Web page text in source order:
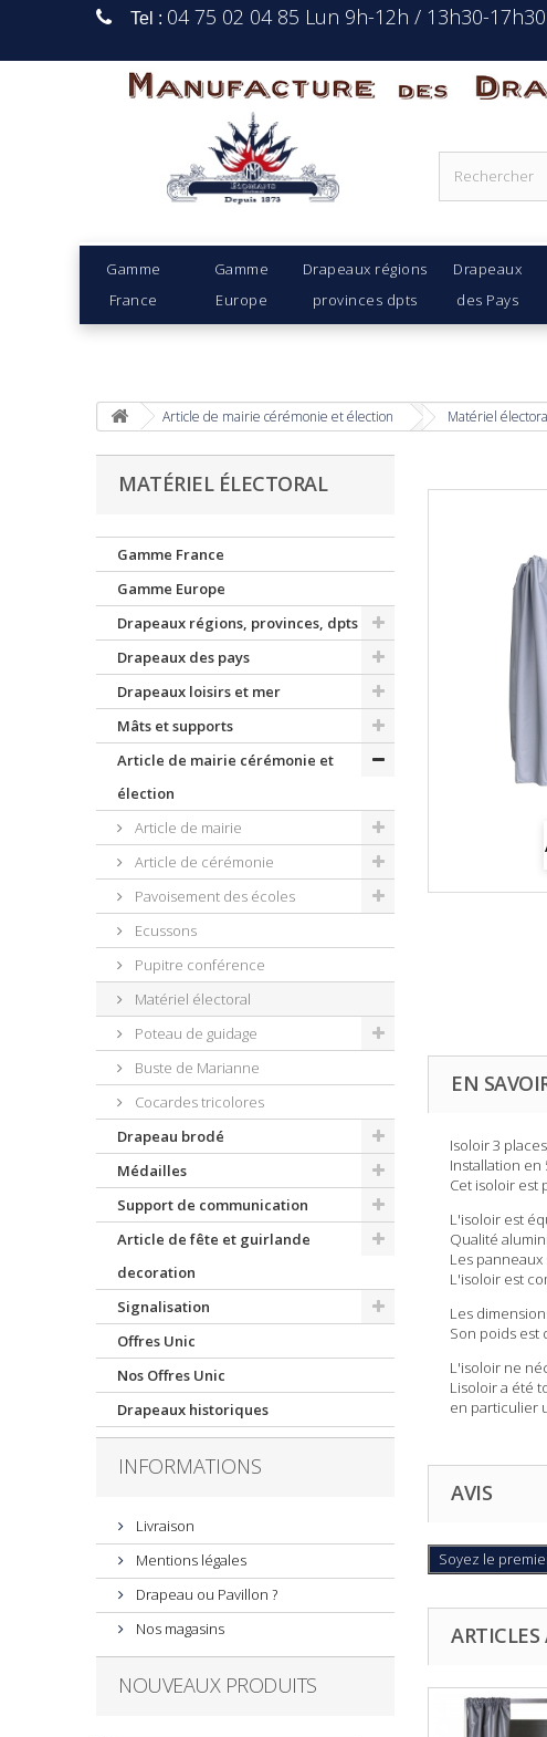
Tel : 04 75 02 04 85 Lun 9h-12h / 13h30-
Manufacture Des
Gamme
France
Gamme
Europe
Drapeaux régions
provinces dpts
Drapeaux
des Pays
Article de mairie cérémonie et élection Matériel
MATÉRIEL ÉLECTORAL
Gamme France
Gamme Europe
Drapeaux régions, provinces, dpts
Drapeaux des pays
Drapeaux loisirs et mer
Mâts et supports
Article de mairie cérémonie et
élection
Article de mairie
Article de cérémonie
Pavoisement des écoles
Ecussons
Pupitre conférence
Matériel électoral
Poteau de guidage
Buste de Marianne
Cocardes tricolores
Drapeau brodé
Médailles
Support de communication
Article de fête et guirlande
decoration
Signalisation
Offres Unic
Nos Offres Unic
Drapeaux historiques
INFORMATIONS
Livraison
Mentions légales
Drapeau ou Pavillon ?
Nos magasins
NOUVEAUX PRODUITS
EN
Isoloir 3 places
Installation en
Cet isoloir est
L'isoloir est
Qualité
Les
L'isoloir est
Les
Son poids est
L'isoloir ne
Lisoloir a été
en particulier
AVIS
Soyez le
ARTICLES